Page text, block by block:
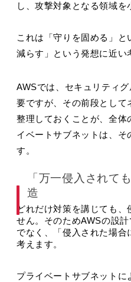
し、攻撃対象となる領域を
これは「守りを固める」
減らす」という発想に近い
AWSでは、セキュリティ
要ですが、その前段として
整理しておくことが、全体
イベートサブネットは、そ
す。
「万一侵入されて
造
どれだけ対策を講じても
せん。そのためAWSの設
でなく、「侵入された場合
考えます。
プライベートサブネットに